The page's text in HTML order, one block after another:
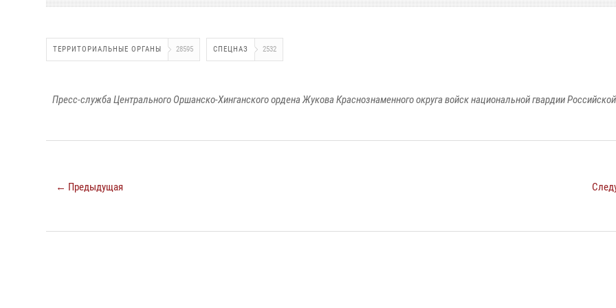
ТЕРРИТОРИАЛЬНЫЕ ОРГАНЫ 28595 СПЕЦНАЗ 2532
Пресс-служба Центрального Оршанско-Хинганского ордена Жукова Краснознаменного округа войск национальной гвардии
← Предыдущая